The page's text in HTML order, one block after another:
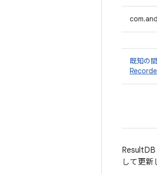
既知の
して更新